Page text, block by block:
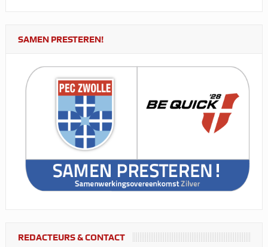
SAMEN PRESTEREN!
REDACTEURS & CONTACT